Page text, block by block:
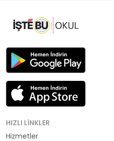
HIZLI LINKLER
Hizmetler